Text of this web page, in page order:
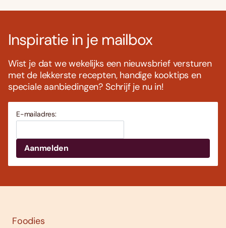
Inspiratie in je mailbox
Wist je dat we wekelijks een nieuwsbrief versturen
met de lekkerste recepten, handige kooktips en
speciale aanbiedingen? Schrijf je nu in!
E-mailadres:
Foodies